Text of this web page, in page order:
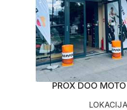
PROX DOO
LOKACIJA